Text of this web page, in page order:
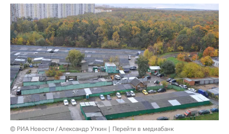
© РИА Новости / Александр Уткин Перейти в медиабанк